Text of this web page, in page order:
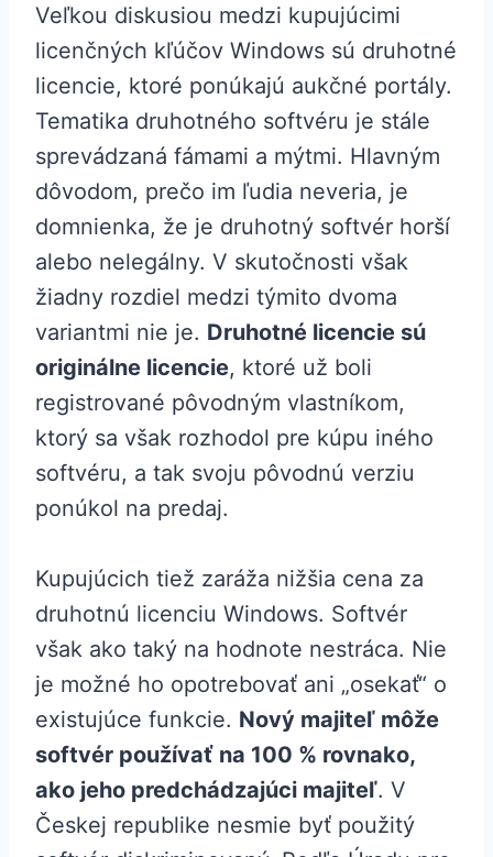
Veľkou diskusiou medzi kupujúcimi
licenčných kľúčov Windows sú druhotné
licencie, ktoré ponúkajú aukčné portály.
Tematika druhotného softvéru je stále
sprevádzaná fámami a mýtmi. Hlavným
dôvodom, prečo im ľudia neveria, je
domnienka, že je druhotný softvér horší
alebo nelegálny. V skutočnosti však
žiadny rozdiel medzi týmito dvoma
variantmi nie je. Druhotné licencie sú
originálne licencie, ktoré už boli
registrované pôvodným vlastníkom,
ktorý sa však rozhodol pre kúpu iného
softvéru, a tak svoju pôvodnú verziu
ponúkol na predaj.
Kupujúcich tiež zaráža nižšia cena za
druhotnú licenciu Windows. Softvér
však ako taký na hodnote nestráca. Nie
je možné ho opotrebovať ani „osekať“ o
existujúce funkcie. Nový majiteľ môže
softvér používať na 100 % rovnako,
ako jeho predchádzajúci majiteľ. V
Českej republike nesmie byť použitý